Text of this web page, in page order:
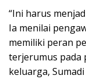
“Ini harus
Ia menilai
memiliki peran
terjerumus pada
keluarga,